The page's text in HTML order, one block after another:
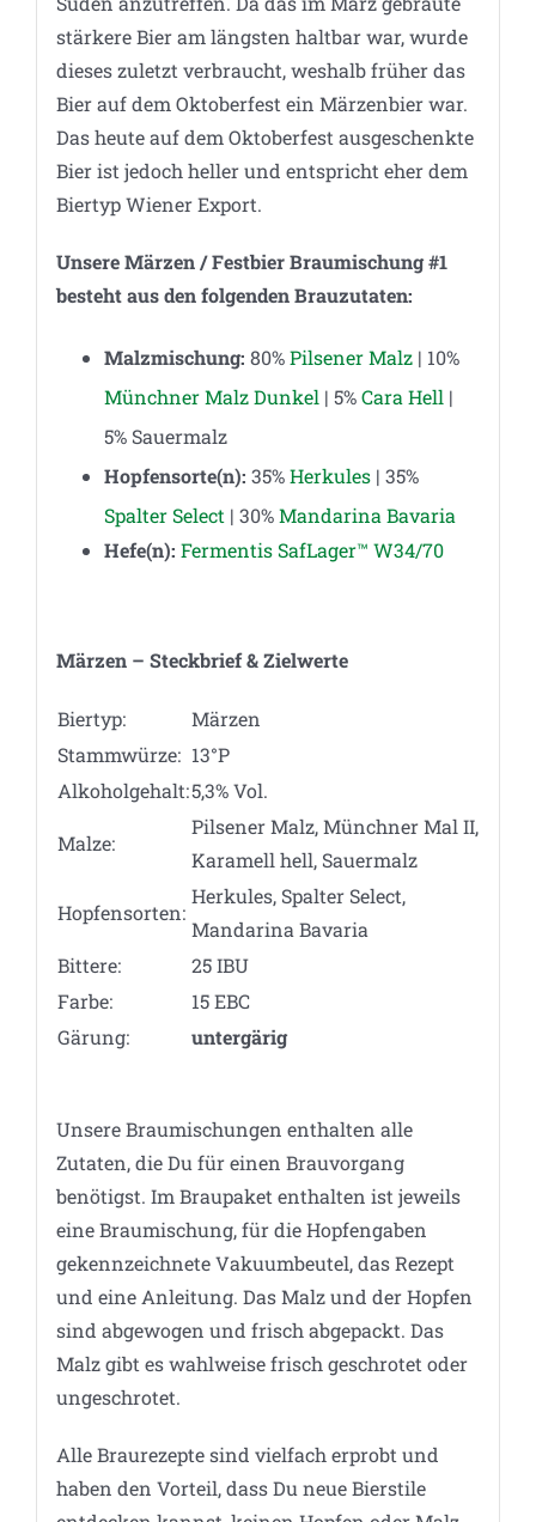
stärkere Bier am längsten haltbar war, wurde
dieses zuletzt verbraucht, weshalb früher das
Bier auf dem Oktoberfest ein Märzenbier war.
Das heute auf dem Oktoberfest ausgeschenkte
Bier ist jedoch heller und entspricht eher dem
Biertyp Wiener Export.
Unsere Märzen / Festbier Braumischung #1
besteht aus den folgenden Brauzutaten:
Malzmischung: 80%Pilsener Malz| 10%
Münchner Malz Dunkel | 5%Cara Hell |
5% Sauermalz
Hopfensorte(n): 35%Herkules| 35%
Spalter Select | 30%Mandarina Bavaria
Hefe(n): Fermentis SafLager™ W34/70
Märzen – Steckbrief & Zielwerte
Biertyp:
Märzen
Stammwürze: 13°P
Alkoholgehalt:5,3% Vol.
Malze:
Pilsener Malz, Münchner Mal II,
Karamell hell, Sauermalz
Hopfensorten:
Herkules, Spalter Select,
Mandarina Bavaria
Bittere:
25 IBU
Farbe:
15 EBC
Gärung:
untergärig
Unsere Braumischungen enthalten alle
Zutaten, die Du für einen Brauvorgang
benötigst. Im Braupaket enthalten ist jeweils
eine Braumischung, für die Hopfengaben
gekennzeichnete Vakuumbeutel, das Rezept
und eine Anleitung. Das Malz und der Hopfen
sind abgewogen und frisch abgepackt. Das
Malz gibt es wahlweise frisch geschrotet oder
ungeschrotet.
Alle Braurezepte sind vielfach erprobt und
haben den Vorteil, dass Du neue Bierstile